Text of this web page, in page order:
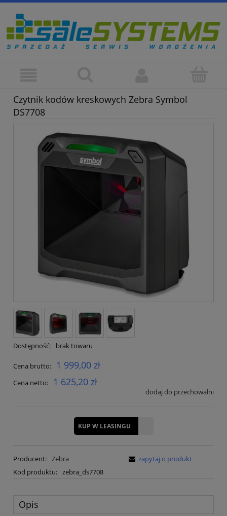
Czytnik kodów kreskowych Zebra Symbol
DS7708
Dostępność: brak towaru
Cena brutto: 1 999,00 zł
Cena netto: 1 625,20 zł
dodaj do przechowalni
KUP W LEASINGU
Producent: Zebra
Kod produktu: zebra_ds7708
zapytaj o produkt
Opis